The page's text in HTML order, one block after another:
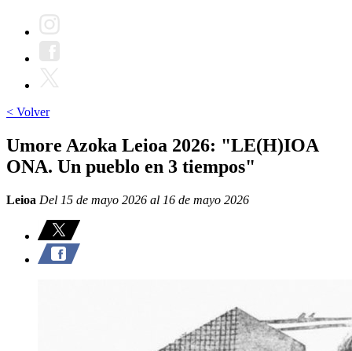
< Volver
Umore Azoka Leioa 2026: "LE(H)IOA
ONA. Un pueblo en 3 tiempos"
Leioa Del 15 de mayo 2026 al 16 de mayo 2026